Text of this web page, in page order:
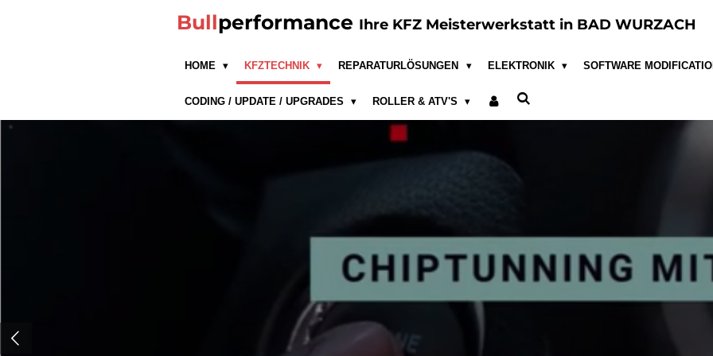
Bullperformance Ihre KFZ Meisterwerkstatt in BAD WURZACH
HOME KFZTECHNIK REPARATURLÖSUNGEN ELEKTRONIK SOFTWARE
CODING / UPDATE / UPGRADES ROLLER & ATV'S